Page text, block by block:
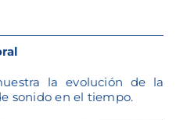
la evolución de la
sonido en el tiempo.